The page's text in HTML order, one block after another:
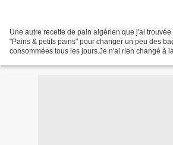
Une autre recette de pain algérien que j'ai
"Pains & petits pains" pour changer un peu des
consommées tous les jours.Je n'ai rien changé à